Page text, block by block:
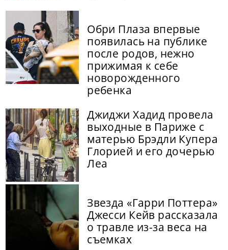
Обри Плаза впервые
появилась на публике
после родов, нежно
прижимая к себе
новорожденного
ребенка
Джиджи Хадид провела
выходные в Париже с
матерью Брэдли Купера
Глорией и его дочерью
Леа
Звезда «Гарри Поттера»
Джесси Кейв рассказала
о травле из-за веса на
съемках